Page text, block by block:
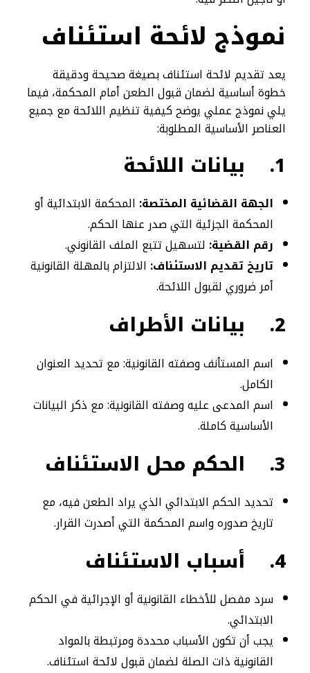
نموذج لائحة استئناف
يعد تقديم لائحة استئناف بصيغة صحيحة ودقيقة
خطوة أساسية لضمان قبول الطعن أمام المحكمة، فيما
يلي نموذج عملي يوضح كيفية تنظيم اللائحة مع جميع
العناصر الأساسية المطلوبة:
1. بيانات اللائحة
الجهة القضائية المختصة: المحكمة الابتدائية أو
المحكمة الجزئية التي صدر عنها الحكم.
رقم القضية: لتسهيل تتبع الملف القانوني.
تاريخ تقديم الاستئناف: الالتزام بالمهلة القانونية
أمر ضروري لقبول اللائحة.
2. بيانات الأطراف
اسم المستأنف وصفته القانونية: مع تحديد العنوان
الكامل.
اسم المدعى عليه وصفته القانونية: مع ذكر البيانات
الأساسية كاملة.
3. الحكم محل الاستئناف
تحديد الحكم الابتدائي الذي يراد الطعن فيه، مع
تاريخ صدوره واسم المحكمة التي أصدرت القرار.
4. أسباب الاستئناف
سرد مفصل للأخطاء القانونية أو الإجرائية في الحكم
الابتدائي.
يجب أن تكون الأسباب محددة ومرتبطة بالمواد
القانونية ذات الصلة لضمان قبول لائحة استئناف.